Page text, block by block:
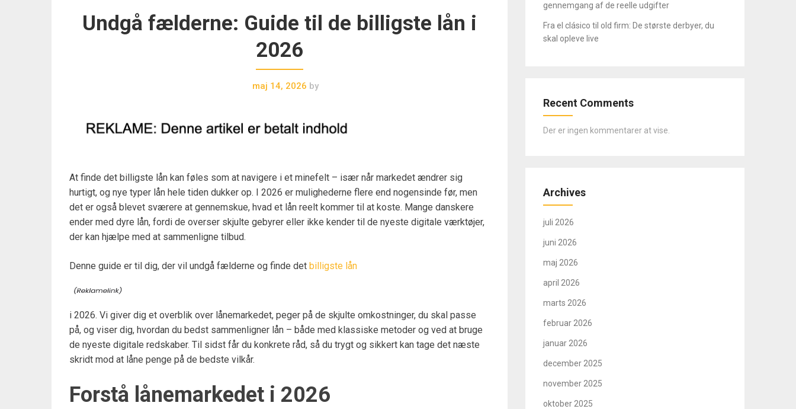
Undgå fælderne: Guide til de billigste lån i
2026
maj 14, 2026 by
At finde det billigste lån kan føles som at navigere i et minefelt – især når markedet ændrer sig
hurtigt, og nye typer lån hele tiden dukker op. I 2026 er mulighederne flere end nogensinde før, men
det er også blevet sværere at gennemskue, hvad et lån reelt kommer til at koste. Mange danskere
ender med dyre lån, fordi de overser skjulte gebyrer eller ikke kender til de nyeste digitale værktøjer,
der kan hjælpe med at sammenligne tilbud.
Denne guide er til dig, der vil undgå fælderne og finde det billigste lån
i 2026. Vi giver dig et overblik over lånemarkedet, peger på de skjulte omkostninger, du skal passe
på, og viser dig, hvordan du bedst sammenligner lån – både med klassiske metoder og ved at bruge
de nyeste digitale redskaber. Til sidst får du konkrete råd, så du trygt og sikkert kan tage det næste
skridt mod at låne penge på de bedste vilkår.
Forstå lånemarkedet i 2026
gennemgang af de reelle udgifter
Fra el clásico til old firm: De største derbyer, du
skal opleve live
Recent Comments
Der er ingen kommentarer at vise.
Archives
juli 2026
juni 2026
maj 2026
april 2026
marts 2026
februar 2026
januar 2026
december 2025
november 2025
oktober 2025